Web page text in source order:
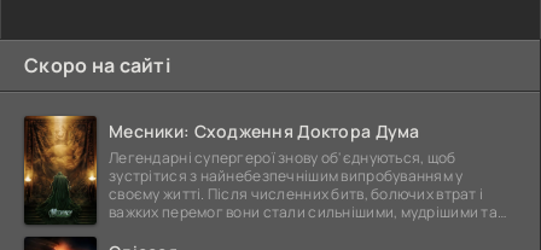
Скоро на сайті
Месники: Сходження Доктора Дума
Легендарні супергерої знову об'єднуються, щоб
зустрітися з найнебезпечнішим випробуванням у
своєму житті. Після численних битв, болючих втрат і
важких перемог вони стали сильнішими, мудрішими та